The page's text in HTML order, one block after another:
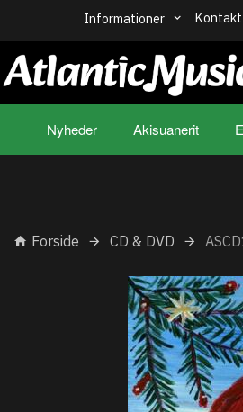
Informationer Kontakt
Nyheder Akisuanerit
Forside CD & DVD